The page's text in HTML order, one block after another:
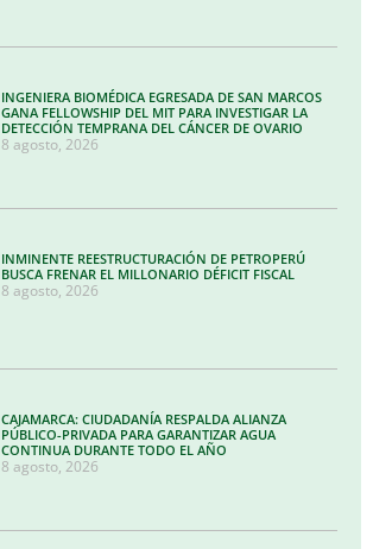
INGENIERA BIOMÉDICA EGRESADA DE SAN MARCOS
GANA FELLOWSHIP DEL MIT PARA INVESTIGAR LA
DETECCIÓN TEMPRANA DEL CÁNCER DE OVARIO
8 agosto, 2026
INMINENTE REESTRUCTURACIÓN DE PETROPERÚ
BUSCA FRENAR EL MILLONARIO DÉFICIT FISCAL
8 agosto, 2026
CAJAMARCA: CIUDADANÍA RESPALDA ALIANZA
PÚBLICO-PRIVADA PARA GARANTIZAR AGUA
CONTINUA DURANTE TODO EL AÑO
8 agosto, 2026